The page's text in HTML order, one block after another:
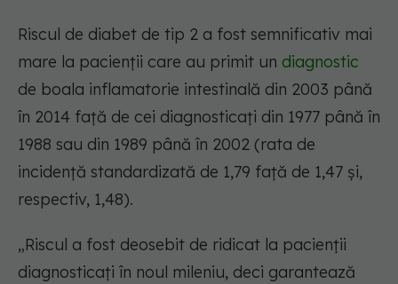
Riscul de diabet de tip 2 a fost semnificativ mai
mare la pacienții care au primit un diagnostic
de boala inflamatorie intestinală din 2003 până
în 2014 față de cei diagnosticați din 1977 până în
1988 sau din 1989 până în 2002 (rata de
incidență standardizată de 1,79 față de 1,47 și,
respectiv, 1,48).
„Riscul a fost deosebit de ridicat la pacienții
diagnosticați în noul mileniu, deci garantează